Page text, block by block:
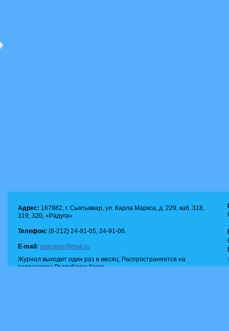
Адрес: 167982, г. Сыктывкар, ул. Карла Маркса, д. 229, каб. 318,
319, 320, «Радуга»
Телефон: (8-212) 24-91-05, 24-91-06.
E-mail: radugnie@mail.ru
Журнал выходит один раз в месяц. Распространяется на
территории Республики Коми.